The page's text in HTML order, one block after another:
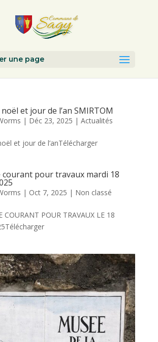
une page
et jour de l’an SMIRTOM
| Déc 23, 2025 | Actualités
et jour de l’anTélécharger
courant pour travaux mardi 18
| Oct 7, 2025 | Non classé
COURANT POUR TRAVAUX LE 18